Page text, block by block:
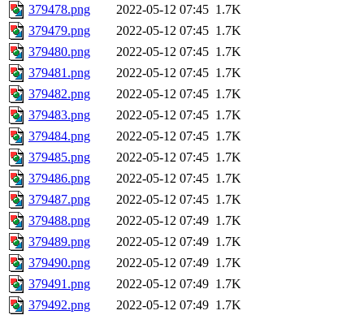
379478.png
2022-05-12 07:45 1.7K
379479.png
2022-05-12 07:45 1.7K
379480.png
2022-05-12 07:45 1.7K
379481.png
2022-05-12 07:45 1.7K
379482.png
2022-05-12 07:45 1.7K
379483.png
2022-05-12 07:45 1.7K
379484.png
2022-05-12 07:45 1.7K
379485.png
2022-05-12 07:45 1.7K
379486.png
2022-05-12 07:45 1.7K
379487.png
2022-05-12 07:45 1.7K
379488.png
2022-05-12 07:49 1.7K
379489.png
2022-05-12 07:49 1.7K
379490.png
2022-05-12 07:49 1.7K
379491.png
2022-05-12 07:49 1.7K
379492.png
2022-05-12 07:49 1.7K